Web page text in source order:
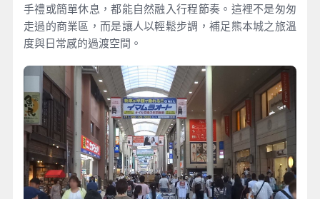
手禮或簡單休息，都能自然融入行程節奏。這裡不是匆匆
走過的商業區，而是讓人以輕鬆步調，補足熊本城之旅溫
度與日常感的過渡空間。